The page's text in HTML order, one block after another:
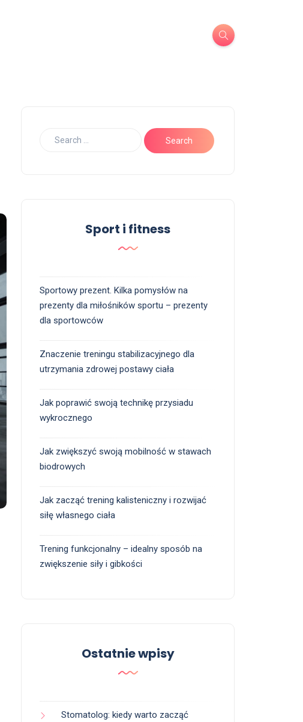
Sport i fitness
Sportowy prezent. Kilka pomysłów na
prezenty dla miłośników sportu – prezenty
dla sportowców
Znaczenie treningu stabilizacyjnego dla
utrzymania zdrowej postawy ciała
Jak poprawić swoją technikę przysiadu
wykrocznego
Jak zwiększyć swoją mobilność w stawach
biodrowych
Jak zacząć trening kalisteniczny i rozwijać
siłę własnego ciała
Trening funkcjonalny – idealny sposób na
zwiększenie siły i gibkości
Ostatnie wpisy
Stomatolog: kiedy warto zacząć